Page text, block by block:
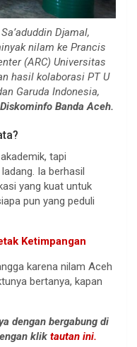
Djamal,
nilam ke Prancis
(ARC) Universitas
hasil kolaborasi PT U
Garuda Indonesia,
Banda Aceh.
tapi
Ia berhasil
yang kuat untuk
pun yang peduli
Ketimpangan
karena nilam Aceh
bertanya, kapan
dengan bergabung di
klik tautan ini.